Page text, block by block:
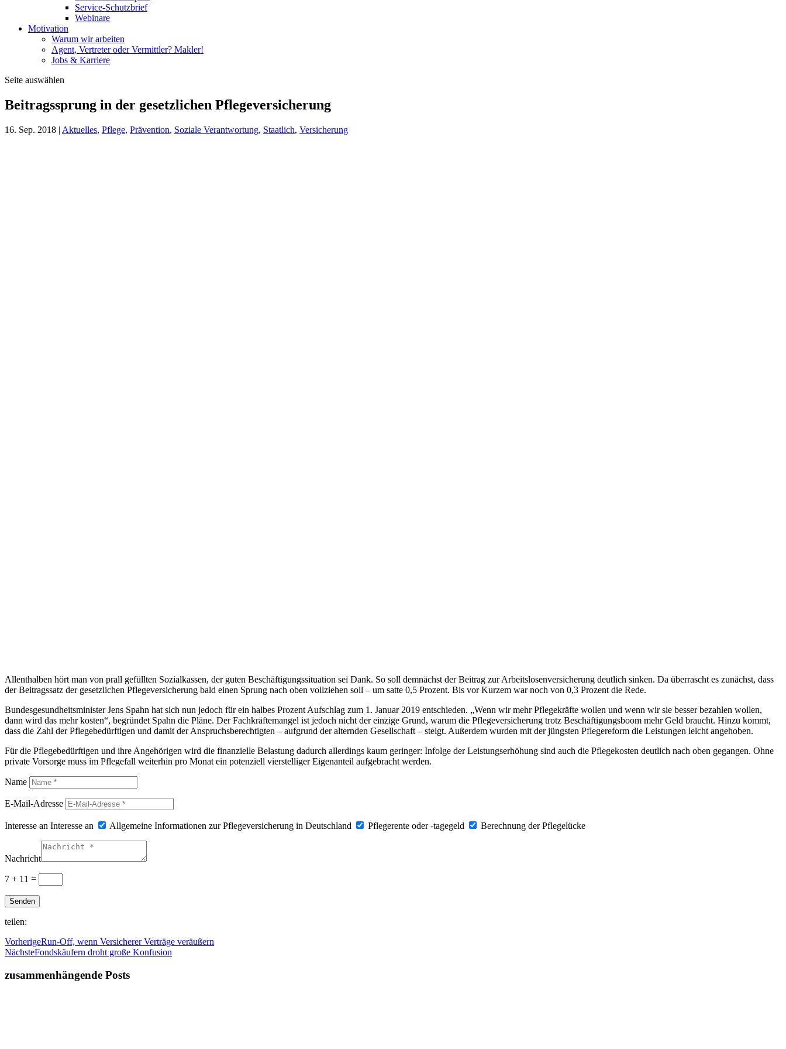
Service-Schutzbrief
Webinare
Motivation
Warum wir arbeiten
Agent, Vertreter oder Vermittler? Makler!
Jobs & Karriere
Seite auswählen
Beitragssprung in der gesetzlichen Pflegeversicherung
16. Sep. 2018 | Aktuelles, Pflege, Prävention, Soziale Verantwortung, Staatlich, Versicherung
Allenthalben hört man von prall gefüllten Sozialkassen, der guten Beschäftigungssituation sei Dank. So soll demnächst der Beitrag zur Arbeitslosenversicherung deutlich sinken. Da überrascht es zunächst, dass
der Beitragssatz der gesetzlichen Pflegeversicherung bald einen Sprung nach oben vollziehen soll – um satte 0,5 Prozent. Bis vor Kurzem war noch von 0,3 Prozent die Rede.
Bundesgesundheitsminister Jens Spahn hat sich nun jedoch für ein halbes Prozent Aufschlag zum 1. Januar 2019 entschieden. „Wenn wir mehr Pflegekräfte wollen und wenn wir sie besser bezahlen wollen,
dann wird das mehr kosten“, begründet Spahn die Pläne. Der Fachkräftemangel ist jedoch nicht der einzige Grund, warum die Pflegeversicherung trotz Beschäftigungsboom mehr Geld braucht. Hinzu kommt,
dass die Zahl der Pflegebedürftigen und damit der Anspruchsberechtigten – aufgrund der alternden Gesellschaft – steigt. Außerdem wurden mit der jüngsten Pflegereform die Leistungen leicht angehoben.
Für die Pflegebedürftigen und ihre Angehörigen wird die finanzielle Belastung dadurch allerdings kaum geringer: Infolge der Leistungserhöhung sind auch die Pflegekosten deutlich nach oben gegangen. Ohne
private Vorsorge muss im Pflegefall weiterhin pro Monat ein potenziell vierstelliger Eigenanteil aufgebracht werden.
Name
E-Mail-Adresse
Interesse an Interesse an Allgemeine Informationen zur Pflegeversicherung in Deutschland Pflegerente oder -tagegeld Berechnung der Pflegelücke
Nachricht
7 + 11 =
Senden
teilen:
VorherigeRun-Off, wenn Versicherer Verträge veräußern
NächsteFondskäufern droht große Konfusion
zusammenhängende Posts